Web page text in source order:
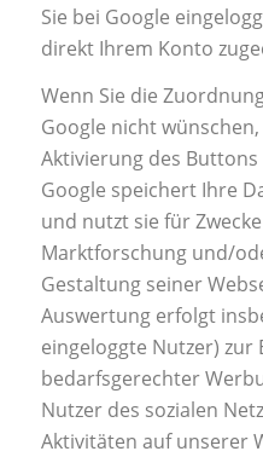
Sie bei Google
direkt Ihrem Konto
Wenn Sie die
Google nicht
Aktivierung des
Google speichert Ihre
und nutzt sie für
Marktforschung und/
Gestaltung seiner
Auswertung erfolgt
eingeloggte Nutzer) zur
bedarfsgerechter
Nutzer des sozialen
Aktivitäten auf unserer